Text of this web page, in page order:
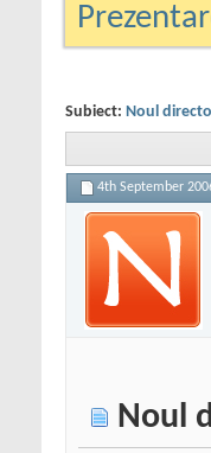
Subiect: Noul
4th September
Noul